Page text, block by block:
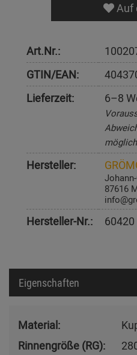
Auf
Art.Nr.:
GTIN/EAN:
Lieferzeit:
6–8
Hersteller:
87616
Hersteller-Nr.: 60420
Eigenschaften
Material:
Rinnengröße (RG):